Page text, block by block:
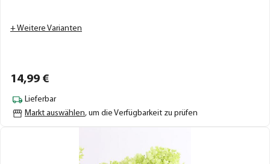
+ Weitere Varianten
14,99 €
Lieferbar
Markt auswählen, um die Verfügbarkeit zu prüfen